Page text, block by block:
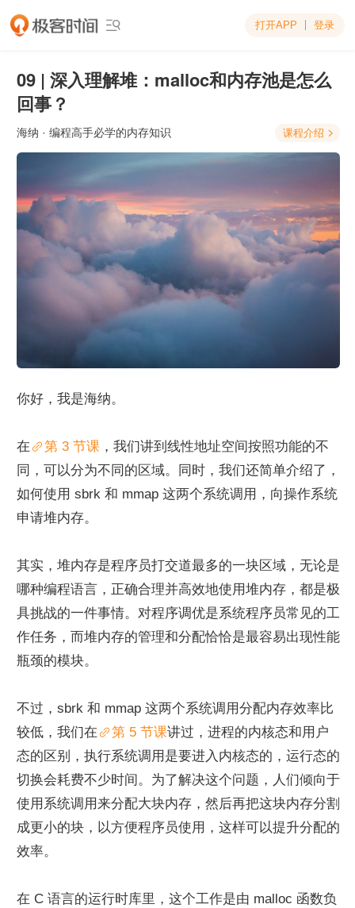
 打开APP 登录
09 | 深入理解堆：malloc和内存池是怎么
回事？
海纳 · 编程高手必学的内存知识 课程介绍 
你好，我是海纳。
在 第 3 节课 ，我们讲到线性地址空间按照功能的不
同，可以分为不同的区域。同时，我们还简单介绍了，
如何使用 sbrk 和 mmap 这两个系统调用，向操作系统
申请堆内存。
其实，堆内存是程序员打交道最多的一块区域，无论是
哪种编程语言，正确合理并高效地使用堆内存，都是极
具挑战的一件事情。对程序调优是系统程序员常见的工
作任务，而堆内存的管理和分配恰恰是最容易出现性能
瓶颈的模块。
不过，sbrk 和 mmap 这两个系统调用分配内存效率比
较低，我们在
第 5 节课讲过，进程的内核态和用户
态的区别，执行系统调用是要进入内核态的，运行态的
切换会耗费不少时间。为了解决这个问题，人们倾向于
使用系统调用来分配大块内存，然后再把这块内存分割
成更小的块，以方便程序员使用，这样可以提升分配的
效率。
在 C 语言的运行时库里，这个工作是由 malloc 函数负